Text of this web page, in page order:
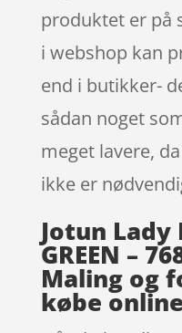
produktet er på
i webshop kan
end i butikker-
sådan noget
meget lavere,
ikke er
Jotun Lady
GREEN –
Maling og
købe online